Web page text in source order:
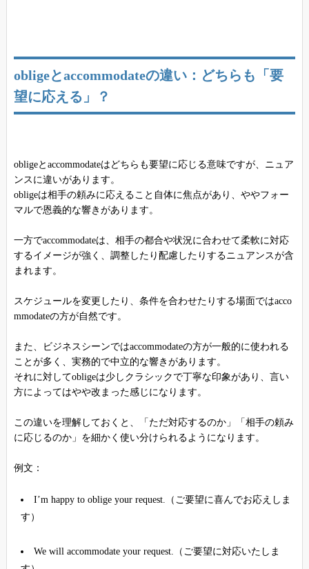
obligeとaccommodateの違い：どちらも「要
望に応える」？
obligeとaccommodateはどちらも要望に応じる意味ですが、ニュア
ンスに違いがあります。
obligeは相手の頼みに応えること自体に焦点があり、ややフォー
マルで恩義的な響きがあります。
一方でaccommodateは、相手の都合や状況に合わせて柔軟に対応
するイメージが強く、調整したり配慮したりするニュアンスが含
まれます。
スケジュールを変更したり、条件を合わせたりする場面ではacco
mmodateの方が自然です。
また、ビジネスシーンではaccommodateの方が一般的に使われる
ことが多く、実務的で中立的な響きがあります。
それに対してobligeは少しクラシックで丁寧な印象があり、言い
方によってはやや改まった感じになります。
この違いを理解しておくと、「ただ対応するのか」「相手の頼み
に応じるのか」を細かく使い分けられるようになります。
例文：
I’m happy to oblige your request.（ご要望に喜んでお応えしま
す）
We will accommodate your request.（ご要望に対応いたしま